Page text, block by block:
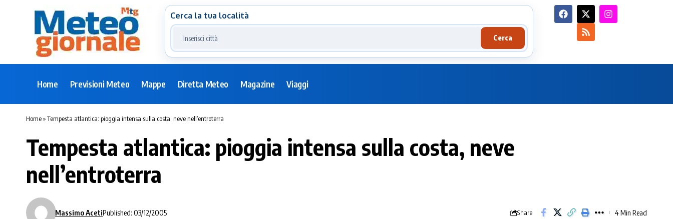
Cerca la tua località
Cerca
Home Previsioni Meteo Mappe Diretta Meteo Magazine Viaggi
Home»Tempesta atlantica: pioggia intensa sulla costa, neve nell’entroterra
Tempesta atlantica: pioggia intensa sulla costa, neve
nell’entroterra
Massimo AcetiPublished: 03/12/2005 Share 4 Min Read